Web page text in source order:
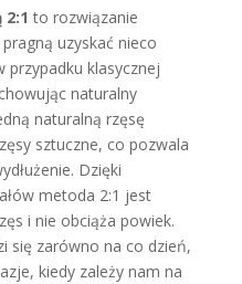
to rozwiązanie
uzyskać nieco
przypadku klasycznej
naturalny
naturalną rzęsę
sztuczne, co pozwala
Dzięki
metoda 2:1 jest
i nie obciąża powiek.
się zarówno na co dzień,
kiedy zależy nam na